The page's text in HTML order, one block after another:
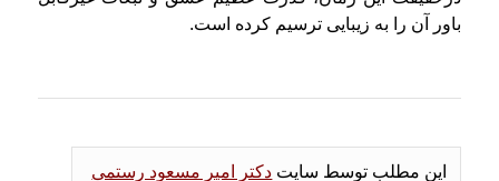
باور آن را به زیبایی ترسیم کرده است.
این مطلب توسط سایت دکتر امیر مسعود رستمی